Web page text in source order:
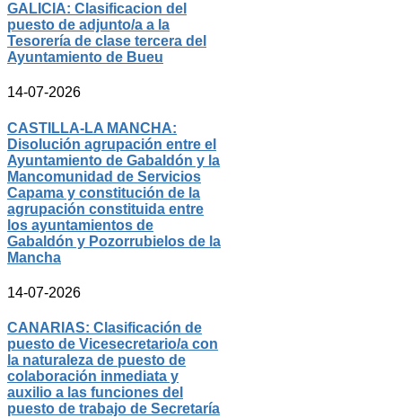
GALICIA: Clasificacion del
puesto de adjunto/a a la
Tesorería de clase tercera del
Ayuntamiento de Bueu
14-07-2026
CASTILLA-LA MANCHA:
Disolución agrupación entre el
Ayuntamiento de Gabaldón y la
Mancomunidad de Servicios
Capama y constitución de la
agrupación constituida entre
los ayuntamientos de
Gabaldón y Pozorrubielos de la
Mancha
14-07-2026
CANARIAS: Clasificación de
puesto de Vicesecretario/a con
la naturaleza de puesto de
colaboración inmediata y
auxilio a las funciones del
puesto de trabajo de Secretaría